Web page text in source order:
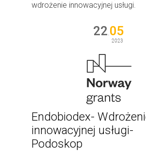
wdrożenie innowacyjnej usługi.
Endobiodex-
innowacyjnej usługi-
Podoskop
22.05
2023